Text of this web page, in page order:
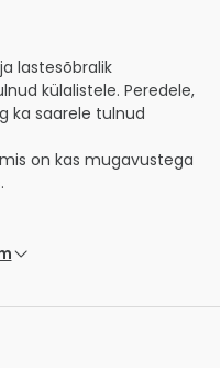
ja lastesõbralik
külalistele. Peredele,
ka saarele tulnud
on kas mugavustega